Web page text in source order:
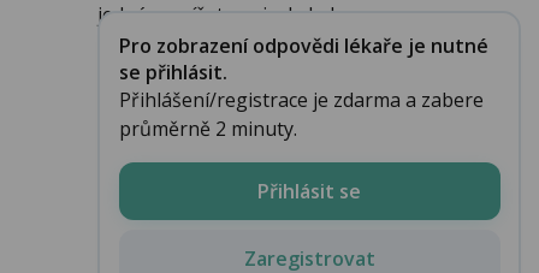
jedná, nepíšete ani zda byly ...
Pro zobrazení odpovědi lékaře je nutné
se přihlásit.
Přihlášení/registrace je zdarma a zabere
průměrně 2 minuty.
Přihlásit se
Zaregistrovat